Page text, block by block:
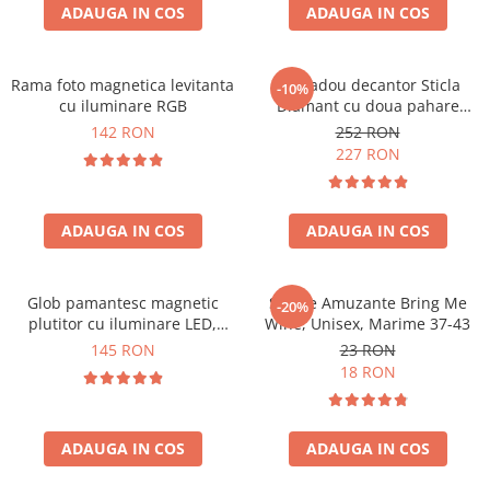
Cadouri Fete
Cadouri Haioase
Cadouri de Casa Noua
Cadouri Majorat
Cadouri pentru Bunici
Cadouri pentru Prieteni
Cel ce are tot
Cadouri Nunta si Cununie civila
Cani si Termosuri
Produse pentru Calatorie
Seturi de caligrafie
Cadouri Sfantul Alexandru
Cadouri Constantin si Elena
Cadouri Sfanta Maria
Cadouri Sfintii Mihail si Gavriil
ADAUGA IN COS ADAUGA IN COS
Rama foto magnetica levitanta
cu iluminare RGB
142 RON
ADAUGA IN COS
-10%
Set cadou decantor Sticla
Diamant cu doua pahare
Deluxe
252 RON
227 RON
ADAUGA IN COS
Glob pamantesc magnetic
plutitor cu iluminare LED,
Forma C
145 RON
ADAUGA IN COS
-20%
Sosete Amuzante Bring Me
Wine, Unisex, Marime 37-43
23 RON
18 RON
ADAUGA IN COS